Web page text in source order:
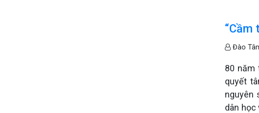
“Cầm
Đào
80 năm
quyết
nguyên
dân học